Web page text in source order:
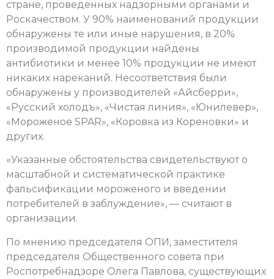
стране, проведенных надзорными органами и
Роскачеством. У 90% наименований продукции
обнаружены те или иные нарушения, в 20%
производимой продукции найдены
антибиотики и менее 10% продукции не имеют
никаких нареканий. Несоответствия были
обнаружены у производителей «Айсберри»,
«Русский холодъ», «Чистая линия», «Юнилевер»,
«Мороженое SPAR», «Коровка из Кореновки» и
других.
«Указанные обстоятельства свидетельствуют о
масштабной и систематической практике
фальсификации мороженого и введении
потребителей в заблуждение», — считают в
организации.
По мнению председателя ОПИ, заместителя
председателя Общественного совета при
Роспотребнадзоре Олега Павлова, существующих